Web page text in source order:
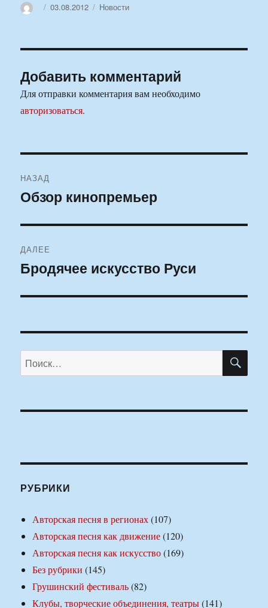
АвторОпубликовано
03.08.2012 Рубрики
Новости
Добавить комментарий
Для отправки комментария вам необходимо
авторизоваться.
по
НАЗАД
Предыдущая
Обзор кинопремьер
ДАЛЕЕ
Следующая
Бродячее искусство Руси
Искать:
РУБРИКИ
Авторская песня в регионах(107)
Авторская песня как движение(120)
Авторская песня как искусство(169)
Без рубрики (145)
Грушинский фестиваль(82)
Клубы, творческие объединения, театры(141)